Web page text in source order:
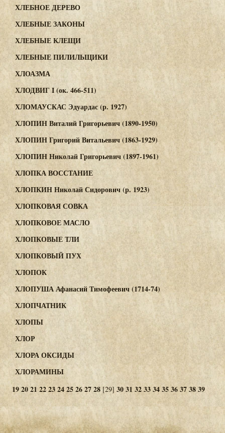
ХЛЕБНОЕ ДЕРЕВО
ХЛЕБНЫЕ ЗАКОНЫ
ХЛЕБНЫЕ КЛЕЩИ
ХЛЕБНЫЕ ПИЛИЛЬЩИКИ
ХЛОАЗМА
ХЛОДВИГ I (ок. 466-511)
ХЛОМАУСКАС Эдуардас (р. 1927)
ХЛОПИН Виталий Григорьевич (1890-1950)
ХЛОПИН Григорий Витальевич (1863-1929)
ХЛОПИН Николай Григорьевич (1897-1961)
ХЛОПКА ВОССТАНИЕ
ХЛОПКИН Николай Сидорович (р. 1923)
ХЛОПКОВАЯ СОВКА
ХЛОПКОВОЕ МАСЛО
ХЛОПКОВЫЕ ТЛИ
ХЛОПКОВЫЙ ПУХ
ХЛОПОК
ХЛОПУША Афанасий Тимофеевич (1714-74)
ХЛОПЧАТНИК
ХЛОПЫ
ХЛОР
ХЛОРА ОКСИДЫ
ХЛОРАМИНЫ
192021 22232425262728 [29] 3031 3233343536373839